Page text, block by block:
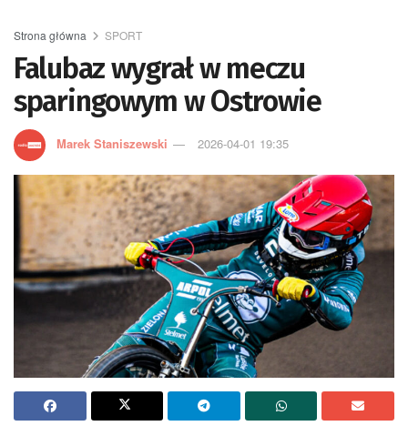
Strona główna SPORT
Falubaz wygrał w meczu
sparingowym w Ostrowie
Marek Staniszewski 2026-04-01 19:35